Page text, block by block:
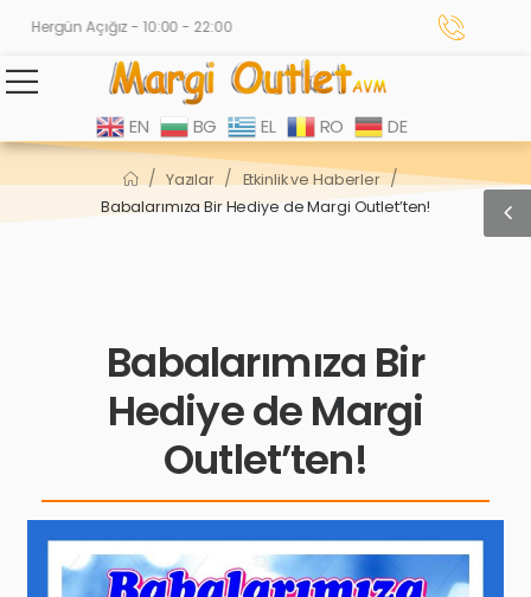
Hergün Açığız - 10:00 - 22:00
EN BG EL RO DE
/ Yazılar / Etkinlik ve Haberler /
Babalarımıza Bir Hediye de Margi Outlet’ten!
Babalarımıza Bir
Hediye de Margi
Outlet’ten!